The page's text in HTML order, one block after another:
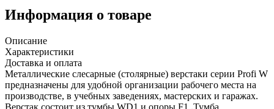
Информация о товаре
Описание
Характеристики
Доставка и оплата
Металлические слесарные (столярные) верстаки серии Profi W
предназначены для удобной организации рабочего места на
производстве, в учебных заведениях, мастерских и гаражах.
Верстак состоит из тумбы WD1 и опоры F1 .Тумба